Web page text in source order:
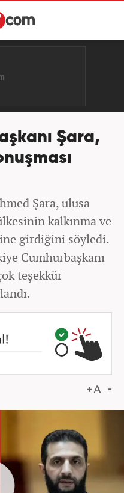
Şara,
Şara, ulusa
kalkınma ve
girdiğini söyledi.
Cumhurbaşkanı
teşekkür